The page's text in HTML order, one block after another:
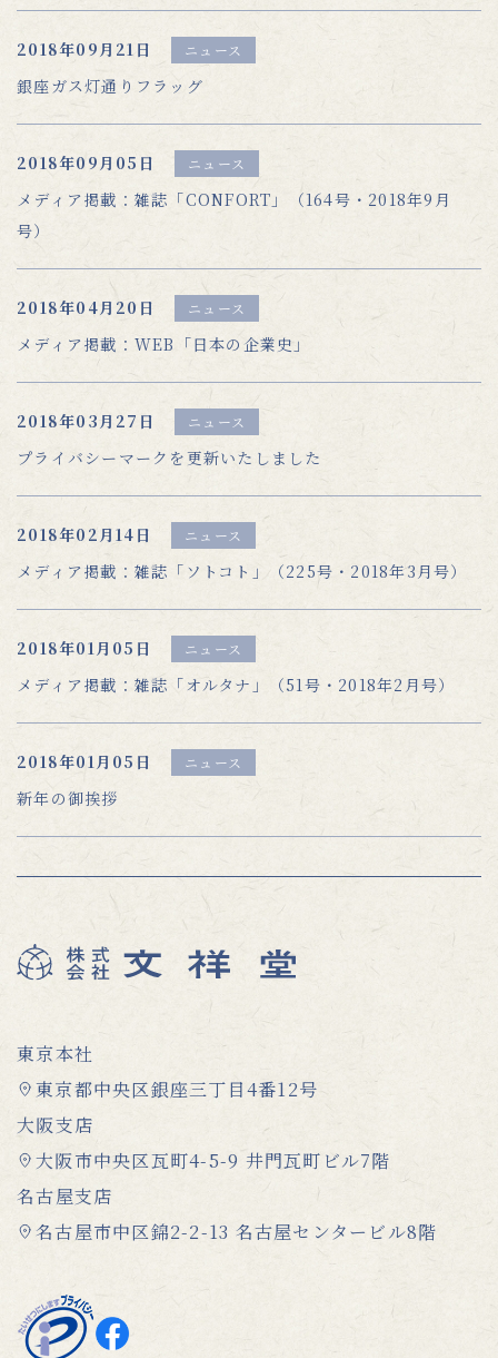
2018年09月21日 ニュース
銀座ガス灯通りフラッグ
2018年09月05日 ニュース
メディア掲載：雑誌「CONFORT」（164号・2018年9月
号）
2018年04月20日 ニュース
メディア掲載：WEB「日本の企業史」
2018年03月27日 ニュース
プライバシーマークを更新いたしました
2018年02月14日 ニュース
メディア掲載：雑誌「ソトコト」（225号・2018年3月号）
2018年01月05日 ニュース
メディア掲載：雑誌「オルタナ」（51号・2018年2月号）
2018年01月05日 ニュース
新年の御挨拶
東京本社
東京都中央区銀座三丁目4番12号
大阪支店
大阪市中央区瓦町4-5-9 井門瓦町ビル7階
名古屋支店
名古屋市中区錦2-2-13 名古屋センタービル8階